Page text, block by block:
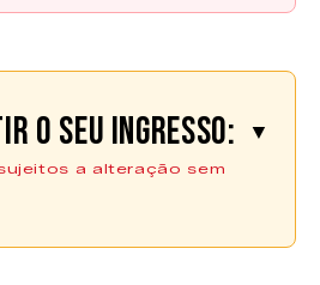
o seu ingresso: ▼
a alteração sem